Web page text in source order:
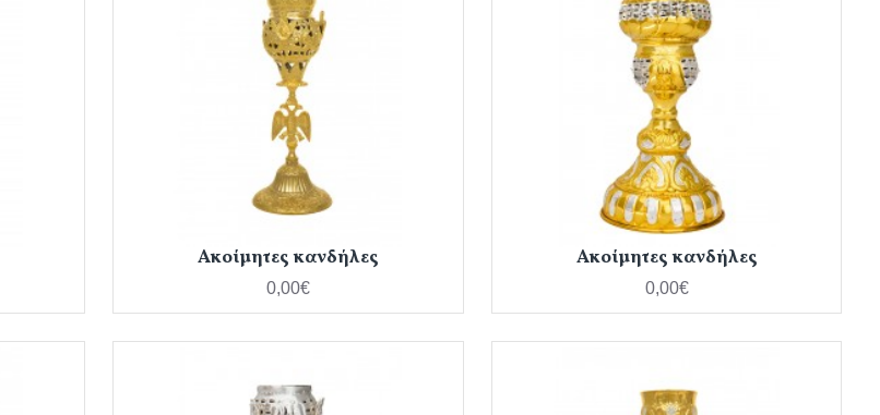
Ακοίμητες κανδήλες
0,00€
Ακοίμητες κανδήλες
0,00€